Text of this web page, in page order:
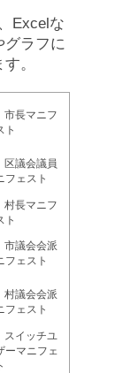
Excelな
グラフに
。
市長マニフ
ト
区議会議員
フェスト
村長マニフ
ト
市議会会派
フェスト
村議会会派
フェスト
スイッチユ
ーマニフェ